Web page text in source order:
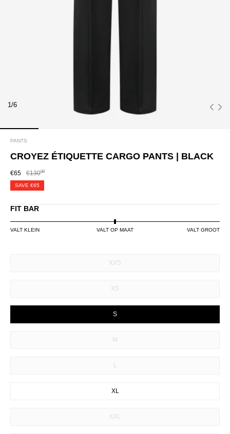
1/6
PANTS
CROYEZ ÉTIQUETTE CARGO PANTS | BLACK
€65 €13000
SAVE €65
FIT BAR
VALT KLEIN VALT OP MAAT VALT GROOT
XXS
XS
S
M
L
XL
XXL